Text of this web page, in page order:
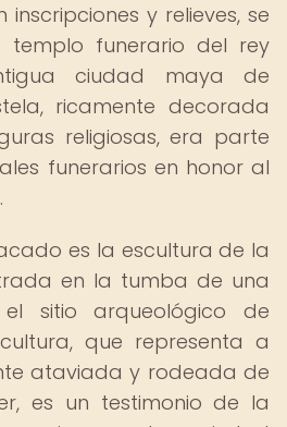
y relieves, se
funerario del rey
ciudad maya de
ricamente decorada
religiosas, era parte
funerarios en honor al
es la escultura de la
en la tumba de una
sitio arqueológico de
que representa a
ataviada y rodeada de
es un testimonio de la